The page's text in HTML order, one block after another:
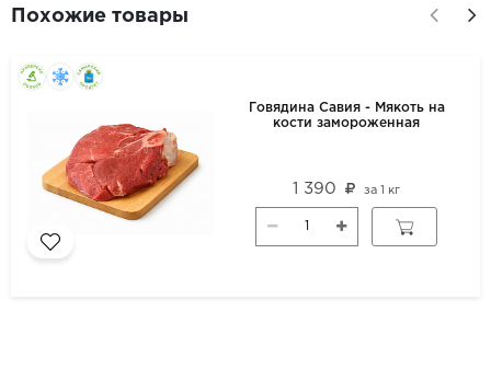
Похожие товары
Говядина Савия - Мякоть на
кости замороженная
1 390 за1 кг